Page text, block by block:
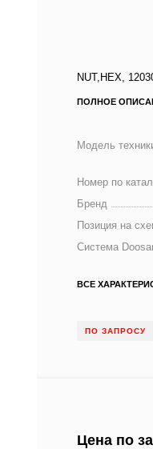
NUT,HEX,
ПОЛНОЕ
Модель
Номер по
Бренд
Позиция на
Система
ВСЕ
ПО ЗАПРОСУ
Цена по